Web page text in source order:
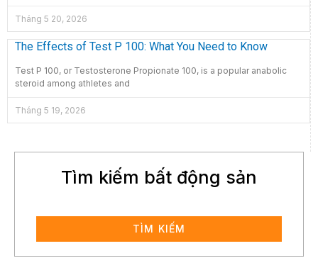
Tháng 5 20, 2026
The Effects of Test P 100: What You Need to Know
Test P 100, or Testosterone Propionate 100, is a popular anabolic
steroid among athletes and
Tháng 5 19, 2026
Tìm kiếm bất động sản
TÌM KIẾM